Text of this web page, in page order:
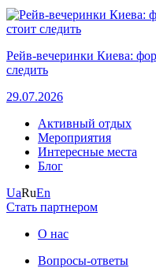
Рейв-вечеринки Киева:
следить
29.07.2026
Активный отдых
Мероприятия
Интересные места
Блог
UaRuEn
Стать партнером
О нас
Вопросы-ответы